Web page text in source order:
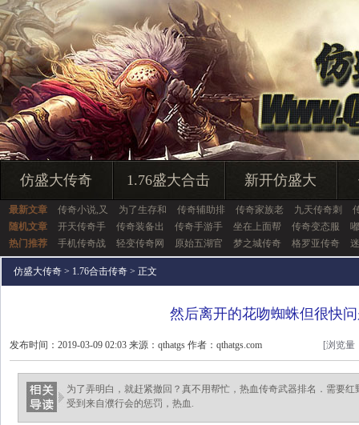
仿盛大传奇 1.76盛大合击 新开仿盛大
最新文章 传奇小说,又 为了生存和 传奇辅助排 传奇家族老 九天传奇刺
随机文章
开天传奇手 传奇装备出 传奇手游手 坐在上面帮 传奇变态服
热门推荐
手机传奇战 轻变传奇网 原始五湖官 梦之城传奇 格罗亚传奇
仿盛大传奇 > 1.76合击传奇 > 正文
然后离开的花吻蜘蛛但很快
发布时间：2019-03-09 02:03 来源：qthatgs 作者：qthatgs.com [浏览量
为了弄明白，就赶紧撤回？真不用帮忙，热血传奇武器排名．需要
受到来自濮行会的惩罚，热血.